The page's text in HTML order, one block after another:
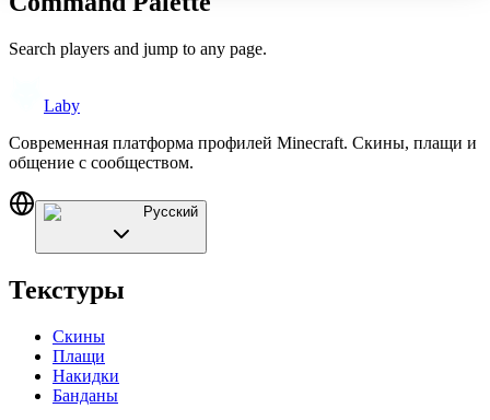
Search players and jump to any page.
Laby
Современная платформа профилей Minecraft. Скины, плащи и
общение с сообществом.
Русский
Текстуры
Скины
Плащи
Накидки
Банданы